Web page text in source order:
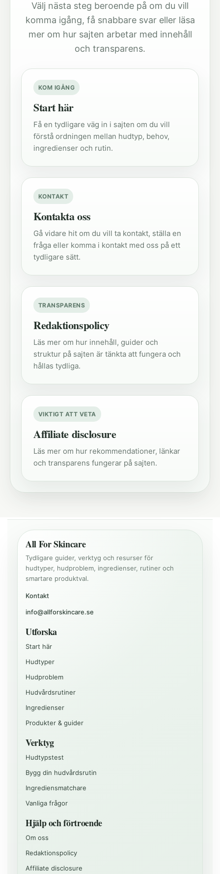
Välj nästa steg beroende på om du vill
komma igång, få snabbare svar eller läsa
mer om hur sajten arbetar med innehåll
och transparens.
KOM IGÅNG
Start här
Få en tydligare väg in i sajten om du vill
förstå ordningen mellan hudtyp, behov,
ingredienser och rutin.
KONTAKT
Kontakta oss
Gå vidare hit om du vill ta kontakt, ställa en
fråga eller komma i kontakt med oss på ett
tydligare sätt.
TRANSPARENS
Redaktionspolicy
Läs mer om hur innehåll, guider och
struktur på sajten är tänkta att fungera och
hållas tydliga.
VIKTIGT ATT VETA
Affiliate disclosure
Läs mer om hur rekommendationer, länkar
och transparens fungerar på sajten.
All For Skincare
Tydligare guider, verktyg och resurser för
hudtyper, hudproblem, ingredienser, rutiner och
smartare produktval.
Kontakt
info@allforskincare.se
Utforska
Start här
Hudtyper
Hudproblem
Hudvårdsrutiner
Ingredienser
Produkter & guider
Verktyg
Hudtypstest
Bygg din hudvårdsrutin
Ingrediensmatchare
Vanliga frågor
Hjälp och förtroende
Om oss
Redaktionspolicy
Affiliate disclosure